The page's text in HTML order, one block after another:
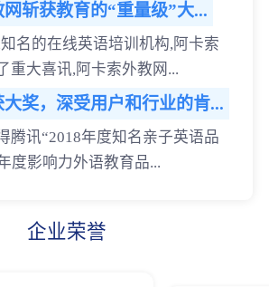
网斩获教育的“重量级”大...
名的在线英语培训机构,阿卡索
重大喜讯,阿卡索外教网...
大奖，深受用户和行业的肯...
腾讯“2018年度知名亲子英语品
度影响力外语教育品...
企业荣誉